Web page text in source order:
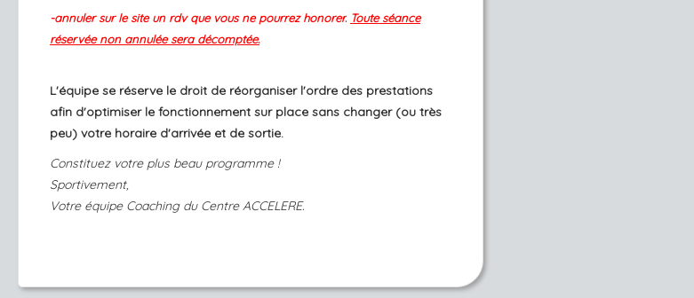
-annuler sur le site un rdv que vous ne pourrez honorer. Toute séance
réservée non annulée sera décomptée.
L'équipe se réserve le droit de réorganiser l'ordre des prestations
afin d'optimiser le fonctionnement sur place sans changer (ou très
peu) votre horaire d'arrivée et de sortie.
Constituez votre plus beau programme !
Sportivement,
Votre équipe Coaching du Centre ACCELERE.